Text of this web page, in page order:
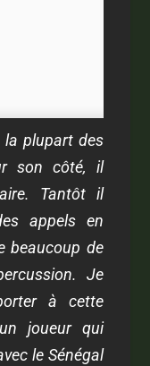
la plupart des
son côté, il
Tantôt il
appels en
beaucoup de
Je
à cette
joueur qui
le Sénégal